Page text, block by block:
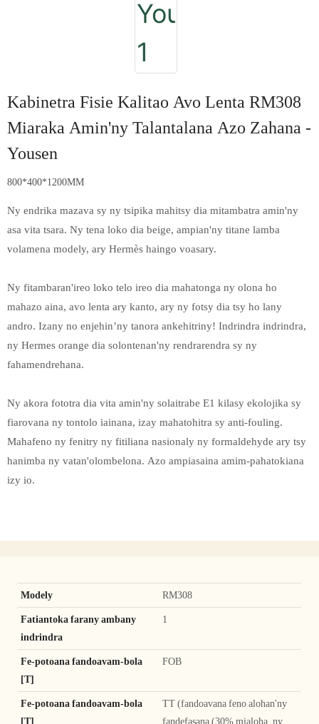
Kabinetra Fisie Kalitao Avo Lenta RM308
Miaraka Amin'ny Talantalana Azo Zahana -
Yousen
800*400*1200MM
Ny endrika mazava sy ny tsipika mahitsy dia mitambatra amin'ny
asa vita tsara. Ny tena loko dia beige, ampian'ny titane lamba
volamena modely, ary Hermès haingo voasary.
Ny fitambaran'ireo loko telo ireo dia mahatonga ny olona ho
mahazo aina, avo lenta ary kanto, ary ny fotsy dia tsy ho lany
andro. Izany no enjehin’ny tanora ankehitriny! Indrindra indrindra,
ny Hermes orange dia solontenan'ny rendrarendra sy ny
fahamendrehana.
Ny akora fototra dia vita amin'ny solaitrabe E1 kilasy ekolojika sy
fiarovana ny tontolo iainana, izay mahatohitra sy anti-fouling.
Mahafeno ny fenitry ny fitiliana nasionaly ny formaldehyde ary tsy
hanimba ny vatan'olombelona. Azo ampiasaina amim-pahatokiana
izy io.
Modely RM308
Fatiantoka farany ambany
indrindra
1
Fe-potoana fandoavam-bola
[T]
FOB
Fe-potoana fandoavam-bola
[T]
TT (fandoavana feno alohan'ny
fandefasana (30% mialoha, ny